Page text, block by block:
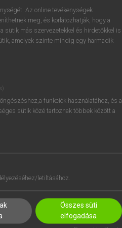
elindításához
ésbelépek.
REGISZTRÁCIÓ
Az online tevékenységek
meg, és korlátozhatják, hogy a
sütik más szervezetekkel és hirdetőkkel is
amelyek szinte mindig egy harmadik
funkciók használatához, és a
sütik közé tartoznak többek között a
letiltásához.
Összes süti
elfogadása